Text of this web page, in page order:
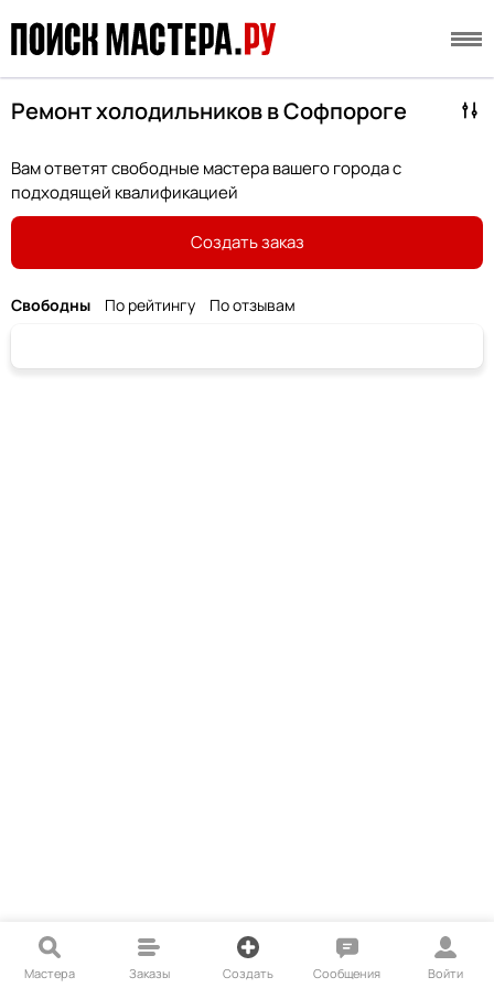
Ремонт холодильников в Софпороге
Вам ответят свободные мастера вашего города с
подходящей квалификацией
Создать заказ
Свободны По рейтингу По отзывам
Мастера Заказы Создать Сообщения Войти